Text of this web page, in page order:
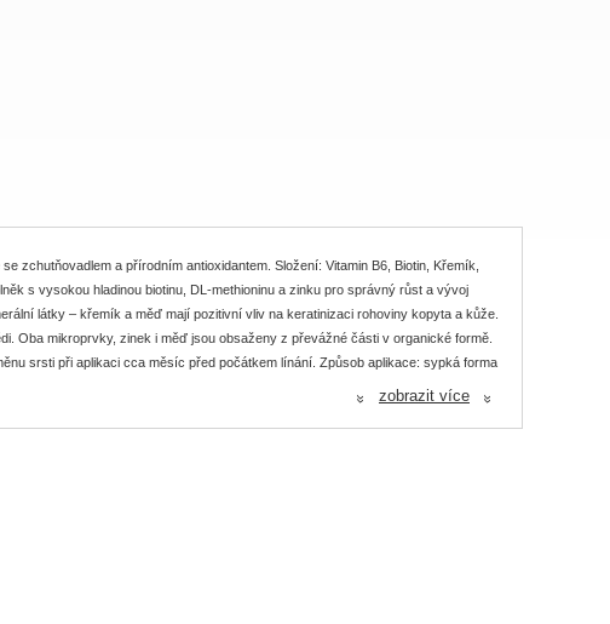
zchutňovadlem a přírodním antioxidantem. Složení: Vitamin B6, Biotin, Křemík,
s vysokou hladinou biotinu, DL-methioninu a zinku pro správný růst a vývoj
látky – křemík a měď mají pozitivní vliv na keratinizaci rohoviny kopyta a kůže.
Oba mikroprvky, zinek i měď jsou obsaženy z převážné části v organické formě.
srsti při aplikaci cca měsíc před počátkem línání. Způsob aplikace: sypká forma
krmiva „modré řady“ (NUTRI HORSE ® STANDARD, SPORT, JUNIOR) a lze
« zobrazit více «